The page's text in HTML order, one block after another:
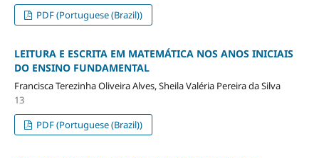
PDF (Portuguese (Brazil))
LEITURA E ESCRITA EM MATEMÁTICA NOS ANOS INICIAIS
DO ENSINO FUNDAMENTAL
Francisca Terezinha Oliveira Alves, Sheila Valéria Pereira da Silva
13
PDF (Portuguese (Brazil))